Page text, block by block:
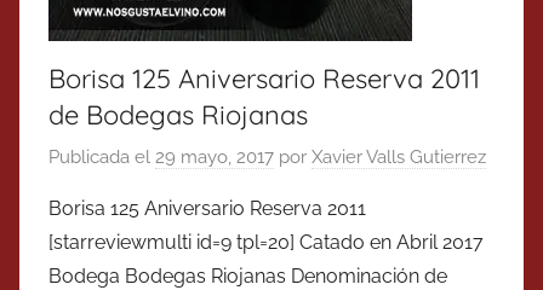
Borisa 125 Aniversario Reserva 2011
de Bodegas Riojanas
Publicada el 29 mayo, 2017 por Xavier Valls Gutierrez
Borisa 125 Aniversario Reserva 2011
[starreviewmulti id=9 tpl=20] Catado en Abril 2017
Bodega Bodegas Riojanas Denominación de